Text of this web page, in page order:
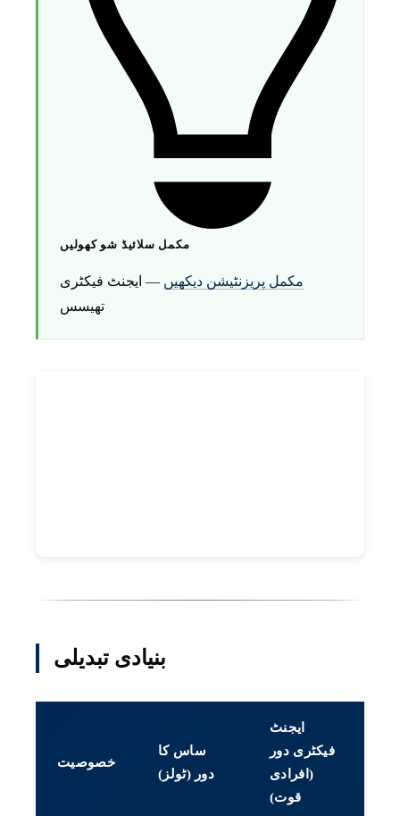
مکمل سلائیڈ شو کھولیں
مکمل پریزنٹیشن دیکھیں — ایجنٹ فیکٹری
تھیسس
بنیادی تبدیلی
خصوصیت
ساس کا
دور (ٹولز)
ایجنٹ
فیکٹری دور
(افرادی
قوت)